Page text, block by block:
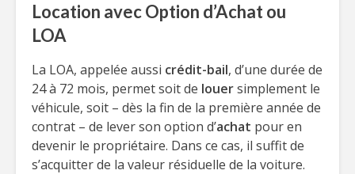
Location avec Option d’Achat ou
LOA
La LOA, appelée aussi crédit-bail, d’une durée de
24 à 72 mois, permet soit de louersimplement le
véhicule, soit – dès la fin de la première année de
contrat – de lever son option d’achat pour en
devenir le propriétaire. Dans ce cas, il suffit de
s’acquitter de la valeur résiduelle de la voiture.